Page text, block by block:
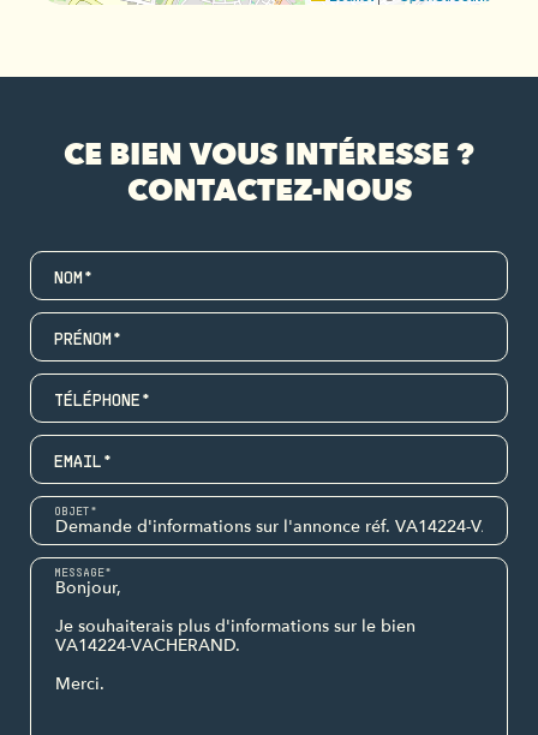
CE BIEN VOUS INTÉRESSE ?
CONTACTEZ-NOUS
NOM*
PRÉNOM*
TÉLÉPHONE*
EMAIL*
OBJET*
MESSAGE*